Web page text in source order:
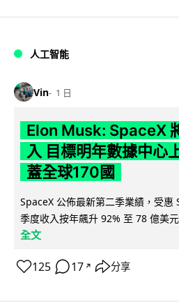
人工智能
Vin 1 日
Elon Musk: SpaceX
入 目標明年數據中心
蓋全球170國
SpaceX 公佈最新第二季業績，受惠
季度收入按年飆升 92% 至 78 億美
全文
125 17 ↗ 分享